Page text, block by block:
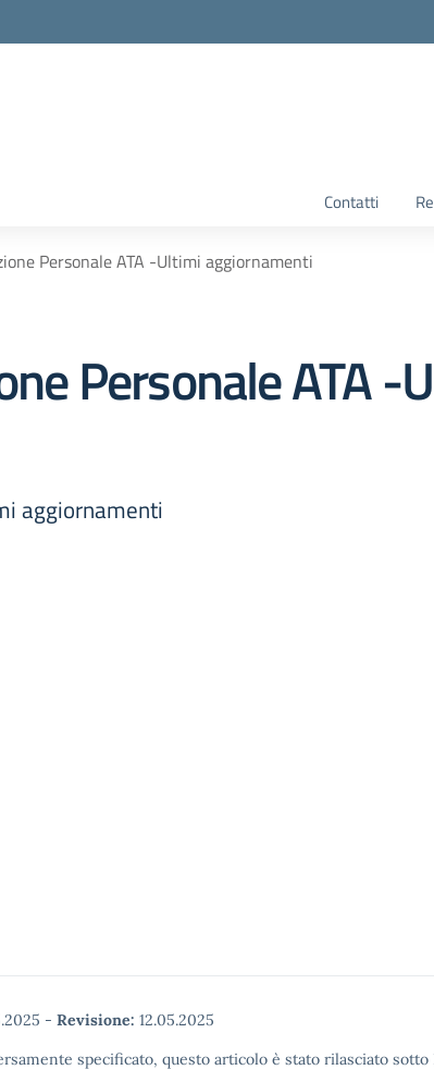
Contatti
Personale ATA -Ultimi aggiornamenti
Personale ATA -
aggiornamenti
- Revisione: 12.05.2025
specificato, questo articolo è stato rilasciato